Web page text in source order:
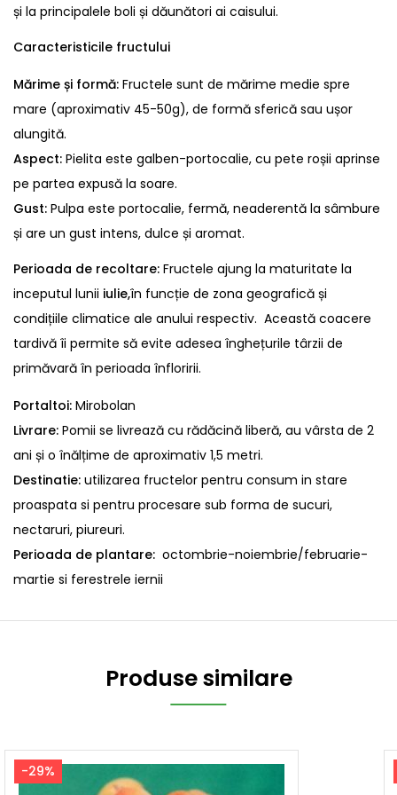
și la principalele boli și dăunători ai caisului.
Caracteristicile fructului
Mărime și formă: Fructele sunt de mărime medie spre
mare (aproximativ 45-50g), de formă sferică sau ușor
alungită.
Aspect: Pielita este galben-portocalie, cu pete roșii aprinse
pe partea expusă la soare.
Gust: Pulpa este portocalie, fermă, neaderentă la sâmbure
și are un gust intens, dulce și aromat.
Perioada de recoltare: Fructele ajung la maturitate la
inceputul lunii iulie,în funcție de zona geografică și
condițiile climatice ale anului respectiv. Această coacere
tardivă îi permite să evite adesea înghețurile târzii de
primăvară în perioada înfloririi.
Portaltoi: Mirobolan
Livrare: Pomii se livrează cu rădăcină liberă, au vârsta de 2
ani și o înălțime de aproximativ 1,5 metri.
Destinatie: utilizarea fructelor pentru consum in stare
proaspata si pentru procesare sub forma de sucuri,
nectaruri, piureuri.
Perioada de plantare: octombrie-noiembrie/februarie-
martie si ferestrele iernii
Produse similare
-29%